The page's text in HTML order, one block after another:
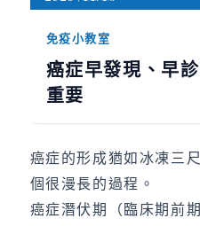
免疫小教室
癌症早發現、早
重要
癌症的形成猶如冰凍三
個很漫長的過程。
癌症潛伏期（臨床期前期